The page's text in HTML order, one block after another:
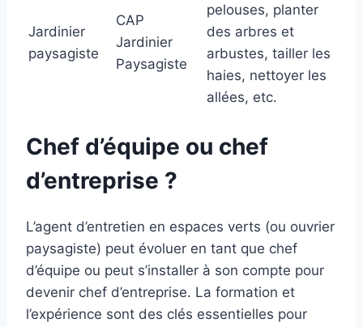
Jardinier
paysagiste
CAP
Jardinier
Paysagiste
pelouses, planter
des arbres et
arbustes, tailler les
haies, nettoyer les
allées, etc.
Chef d’équipe ou chef
d’entreprise ?
L’agent d’entretien en espaces verts (ou ouvrier
paysagiste) peut évoluer en tant que chef
d’équipe ou peut s’installer à son compte pour
devenir chef d’entreprise. La formation et
l’expérience sont des clés essentielles pour